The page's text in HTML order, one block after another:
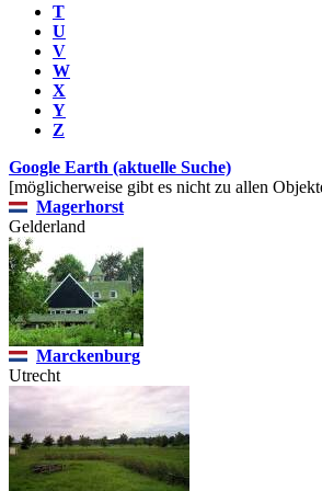
T
U
V
W
X
Y
Z
Google Earth (aktuelle Suche)
[möglicherweise gibt es nicht zu allen
Magerhorst
Gelderland
Marckenburg
Utrecht